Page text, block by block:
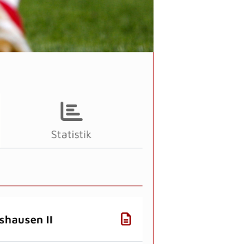
Statistik
II